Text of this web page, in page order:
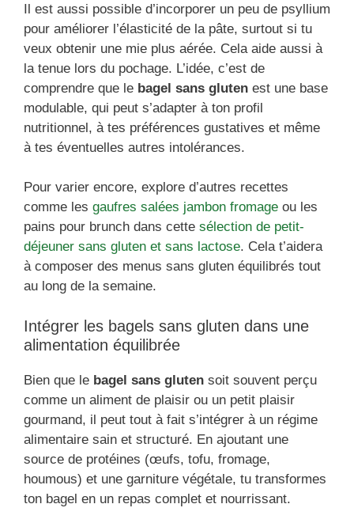
Il est aussi possible d’incorporer un peu de psyllium
pour améliorer l’élasticité de la pâte, surtout si tu
veux obtenir une mie plus aérée. Cela aide aussi à
la tenue lors du pochage. L’idée, c’est de
comprendre que le bagel sans gluten est une base
modulable, qui peut s’adapter à ton profil
nutritionnel, à tes préférences gustatives et même
à tes éventuelles autres intolérances.
Pour varier encore, explore d’autres recettes
comme les gaufres salées jambon fromage ou les
pains pour brunch dans cette sélection de petit-
déjeuner sans gluten et sans lactose. Cela t’aidera
à composer des menus sans gluten équilibrés tout
au long de la semaine.
Intégrer les bagels sans gluten dans une
alimentation équilibrée
Bien que le bagel sans gluten soit souvent perçu
comme un aliment de plaisir ou un petit plaisir
gourmand, il peut tout à fait s’intégrer à un régime
alimentaire sain et structuré. En ajoutant une
source de protéines (œufs, tofu, fromage,
houmous) et une garniture végétale, tu transformes
ton bagel en un repas complet et nourrissant.